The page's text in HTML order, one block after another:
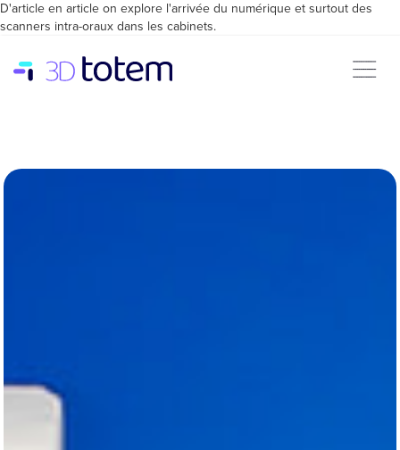
D'article en article on explore l'arrivée du numérique et surtout des
scanners intra-oraux dans les cabinets.